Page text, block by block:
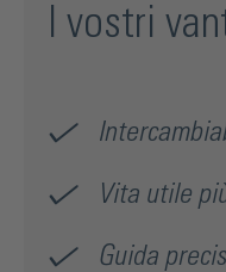
I vostri
Vita utile
Guida